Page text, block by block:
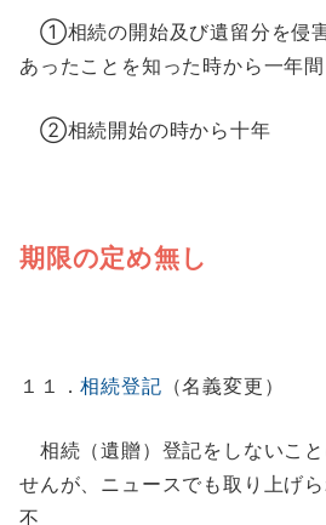
①相続の開始及び遺留分を侵
あったことを知った時から一年間
②相続開始の時から十年
期限の定め無し
１１．相続登記 （名義変更）
相続（遺贈）登記をしないこと
せんが、ニュースでも取り上げ
不